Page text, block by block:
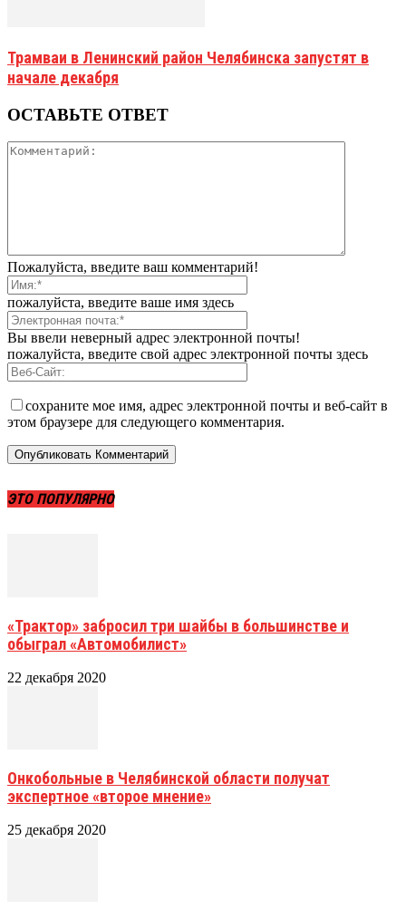
Трамваи в Ленинский район Челябинска запустят в
начале декабря
ОСТАВЬТЕ ОТВЕТ
Пожалуйста, введите ваш комментарий!
пожалуйста, введите ваше имя здесь
Вы ввели неверный адрес электронной почты!
пожалуйста, введите свой адрес электронной почты здесь
сохраните мое имя, адрес электронной почты и веб-сайт в
этом браузере для следующего комментария.
ЭТО ПОПУЛЯРНО
«Трактор» забросил три шайбы в большинстве и
обыграл «Автомобилист»
22 декабря 2020
Онкобольные в Челябинской области получат
экспертное «второе мнение»
25 декабря 2020